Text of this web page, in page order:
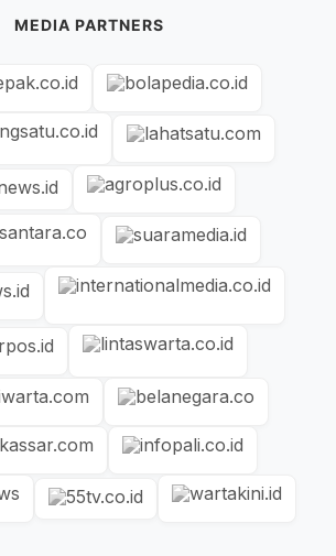
MEDIA PARTNERS